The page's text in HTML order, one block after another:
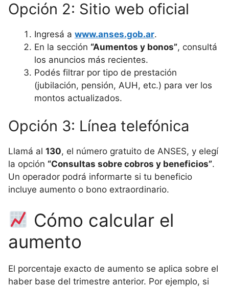
Opción 2: Sitio web oficial
Ingresá a www.anses.gob.ar.
En la sección “Aumentos y bonos”, consultá
los anuncios más recientes.
Podés filtrar por tipo de prestación
(jubilación, pensión, AUH, etc.) para ver los
montos actualizados.
Opción 3: Línea telefónica
Llamá al 130, el número gratuito de ANSES, y elegí
la opción “Consultas sobre cobros y beneficios”.
Un operador podrá informarte si tu beneficio
incluye aumento o bono extraordinario.
Cómo calcular el
aumento
El porcentaje exacto de aumento se aplica sobre el
haber base del trimestre anterior. Por ejemplo, si